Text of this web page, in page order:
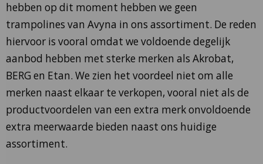
hebben op dit moment hebben we geen
trampolines van Avyna in ons assortiment. De reden
hiervoor is vooral omdat we voldoende degelijk
aanbod hebben met sterke merken als Akrobat,
BERG en Etan. We zien het voordeel niet om alle
merken naast elkaar te verkopen, vooral niet als de
productvoordelen van een extra merk onvoldoende
extra meerwaarde bieden naast ons huidige
assortiment.